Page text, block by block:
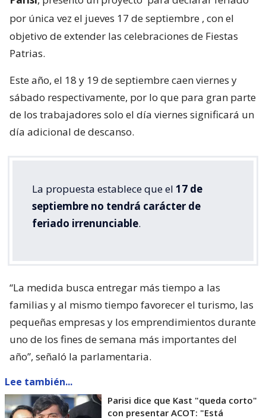
por única vez el jueves 17 de septiembre , con el
objetivo de extender las celebraciones de Fiestas
Patrias.
Este año, el 18 y 19 de septiembre caen viernes y
sábado respectivamente, por lo que para gran parte
de los trabajadores solo el día viernes significará un
día adicional de descanso.
La propuesta establece que el 17 de
septiembre no tendrá carácter de
feriado irrenunciable.
“La medida busca entregar más tiempo a las
familias y al mismo tiempo favorecer el turismo, las
pequeñas empresas y los emprendimientos durante
uno de los fines de semana más importantes del
año”, señaló la parlamentaria.
Lee también...
Parisi dice que Kast "queda corto"
con presentar ACOT: "Está